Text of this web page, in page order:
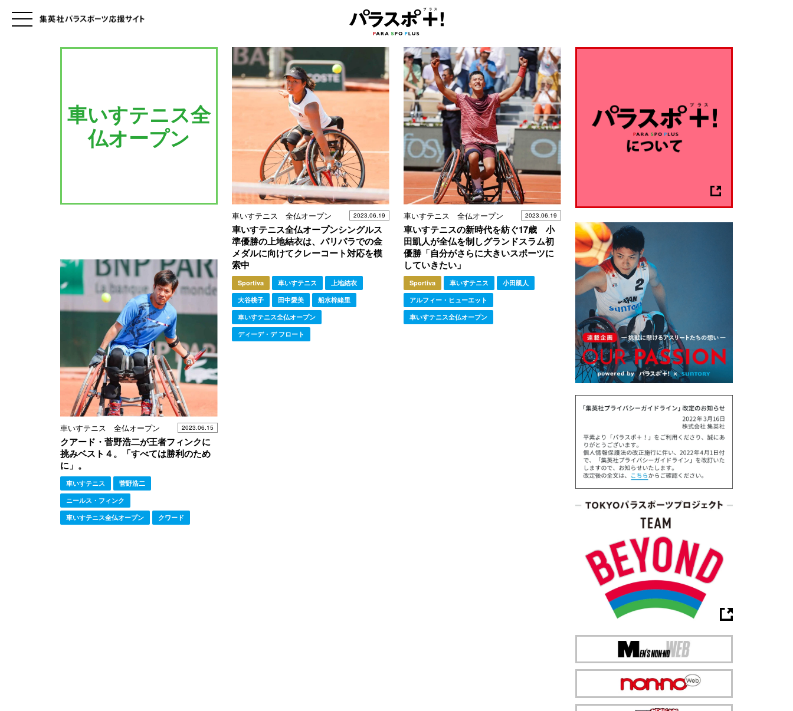
車いすテニス全
仏オープン
車いすテニス 全仏オープン 2023.06.19
車いすテニス全仏オープンシングルス
準優勝の上地結衣は、パリパラでの金
メダルに向けてクレーコート対応を模
索中
Sportiva 車いすテニス
上地結衣
大谷桃子
田中愛美
船水梓緒里
車いすテニス全仏オープン
ディーデ・デ フロート
車いすテニス 全仏オープン 2023.06.19
車いすテニスの新時代を紡ぐ17歳 小
田凱人が全仏を制しグランドスラム初
優勝「自分がさらに大きいスポーツに
していきたい」
Sportiva 車いすテニス
小田凱人
アルフィー・ヒューエット
車いすテニス全仏オープン
車いすテニス 全仏オープン 2023.06.15
クアード・菅野浩二が王者フィンクに
挑みベスト４。「すべては勝利のため
に」。
車いすテニス
菅野浩二
ニールス・フィンク
車いすテニス全仏オープン
クワード